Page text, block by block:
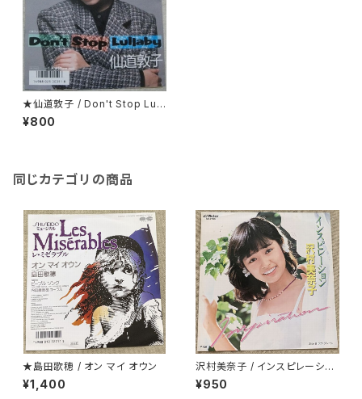
★仙道敦子 / Don't Stop Lull
aby
¥800
同じカテゴリの商品
★島田歌穂 / オン マイ オウン
¥1,400
沢村美奈子 / インスピレーショ
ン
¥950